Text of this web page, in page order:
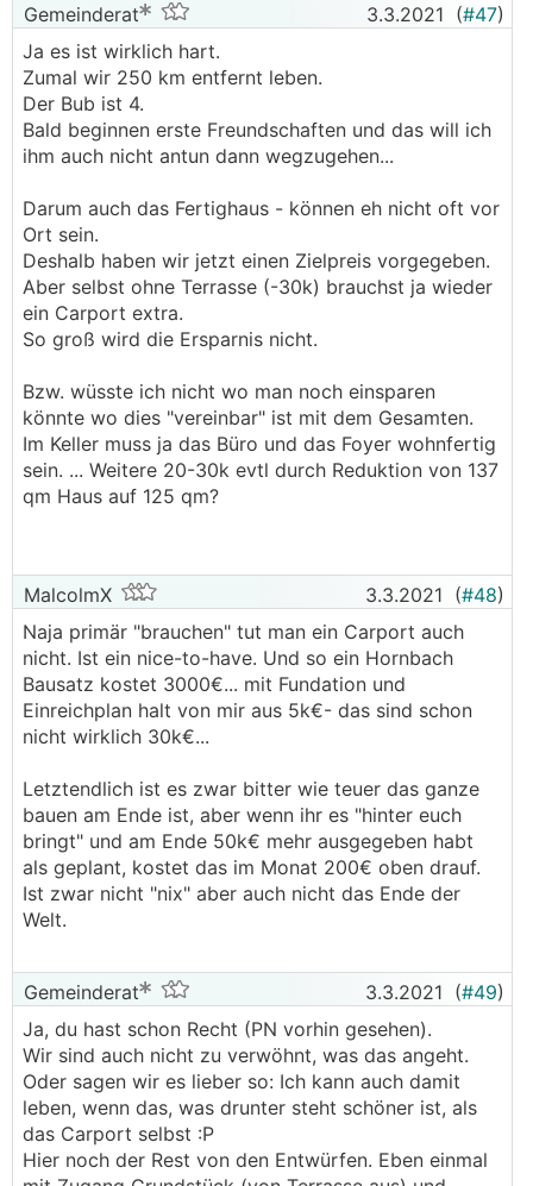
Gemeinderat 3.3.2021 (#47)
Ja es ist wirklich hart.
Zumal wir 250 km entfernt leben.
Der Bub ist 4.
Bald beginnen erste Freundschaften und das will ich
ihm auch nicht antun dann wegzugehen...
Darum auch das Fertighaus - können eh nicht oft vor
Ort sein.
Deshalb haben wir jetzt einen Zielpreis vorgegeben.
Aber selbst ohne Terrasse (-30k) brauchst ja wieder
ein Carport extra.
So groß wird die Ersparnis nicht.
Bzw. wüsste ich nicht wo man noch einsparen
könnte wo dies "vereinbar" ist mit dem Gesamten.
Im Keller muss ja das Büro und das Foyer wohnfertig
sein. ... Weitere 20-30k evtl durch Reduktion von 137
qm Haus auf 125 qm?
MalcolmX 3.3.2021 (#48)
Naja primär "brauchen" tut man ein Carport auch
nicht. Ist ein nice-to-have. Und so ein Hornbach
Bausatz kostet 3000€... mit Fundation und
Einreichplan halt von mir aus 5k€- das sind schon
nicht wirklich 30k€...
Letztendlich ist es zwar bitter wie teuer das ganze
bauen am Ende ist, aber wenn ihr es "hinter euch
bringt" und am Ende 50k€ mehr ausgegeben habt
als geplant, kostet das im Monat 200€ oben drauf.
Ist zwar nicht "nix" aber auch nicht das Ende der
Welt.
Gemeinderat 3.3.2021 (#49)
Ja, du hast schon Recht (PN vorhin gesehen).
Wir sind auch nicht zu verwöhnt, was das angeht.
Oder sagen wir es lieber so: Ich kann auch damit
leben, wenn das, was drunter steht schöner ist, als
das Carport selbst :P
Hier noch der Rest von den Entwürfen. Eben einmal